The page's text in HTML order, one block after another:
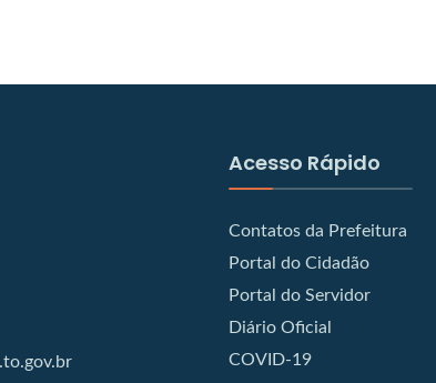
Acesso Rápido
Contatos da Prefeitura
Portal do Cidadão
Portal do Servidor
Diário Oficial
COVID-19